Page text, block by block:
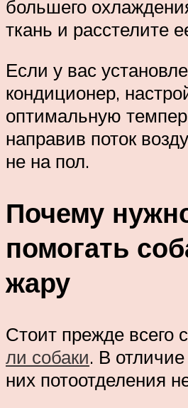
большего
ткань и расстелите
Если у вас
кондиционер,
оптимальную
направив поток
не на пол.
Почему
помогать
жару
Стоит прежде всего
ли собаки. В
них потоотделения